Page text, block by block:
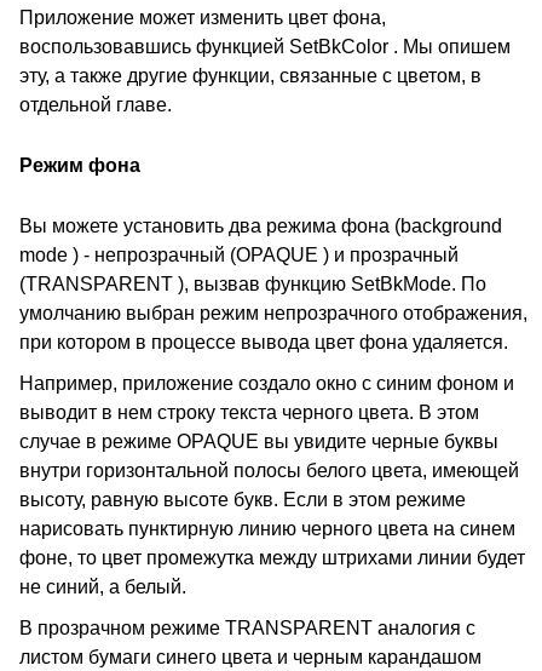
Приложение может изменить цвет фона,
воспользовавшись функцией SetBkColor . Мы опишем
эту, а также другие функции, связанные с цветом, в
отдельной главе.
Режим фона
Вы можете установить два режима фона (background
mode ) - непрозрачный (OPAQUE ) и прозрачный
(TRANSPARENT ), вызвав функцию SetBkMode. По
умолчанию выбран режим непрозрачного отображения,
при котором в процессе вывода цвет фона удаляется.
Например, приложение создало окно с синим фоном и
выводит в нем строку текста черного цвета. В этом
случае в режиме OPAQUE вы увидите черные буквы
внутри горизонтальной полосы белого цвета, имеющей
высоту, равную высоте букв. Если в этом режиме
нарисовать пунктирную линию черного цвета на синем
фоне, то цвет промежутка между штрихами линии будет
не синий, а белый.
В прозрачном режиме TRANSPARENT аналогия с
листом бумаги синего цвета и черным карандашом